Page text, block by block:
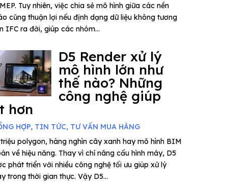
Tuy nhiên, việc chia sẻ mô hình giữa các nền
cũng thuận lợi nếu định dạng dữ liệu không tương
IFC ra đời, giúp các nhóm...
D5 Render xử lý
mô hình lớn như
thế nào? Những
công nghệ giúp
hơn
HỢP, TIN TỨC, TƯ VẤN MUA HÀNG
polygon, hàng nghìn cây xanh hay mô hình BIM
về hiệu năng. Thay vì chỉ nâng cấu hình máy, D5
phát triển với nhiều công nghệ tối ưu giúp xử lý
trong thời gian thực. Vậy D5...